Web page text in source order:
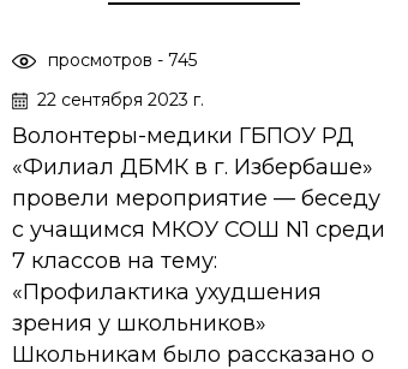
просмотров - 745
22 сентября 2023 г.
Волонтеры-медики ГБПОУ РД
«Филиал ДБМК в г. Избербаше»
провели мероприятие — беседу
с учащимся МКОУ СОШ N1 среди
7 классов на тему:
«Профилактика ухудшения
зрения у школьников»
Школьникам было рассказано о